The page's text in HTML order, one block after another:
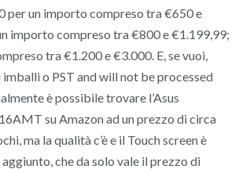
per un importo compreso tra €650 e
importo compreso tra €800 e €1.199,99;
tra €1.200 e €3.000. E, se vuoi,
o PST and will not be processed
è possibile trovare l’Asus
su Amazon ad un prezzo di circa
ma la qualità c’è e il Touch screen è
che da solo vale il prezzo di